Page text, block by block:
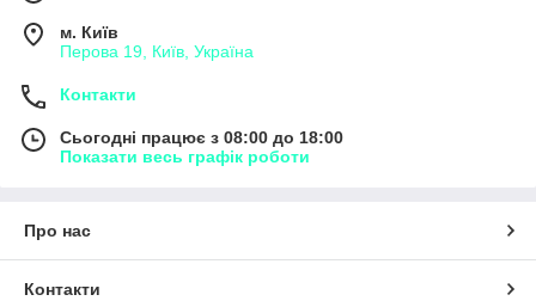
м. Київ
Перова 19, Київ, Україна
Контакти
Сьогодні працює з 08:00 до 18:00
Показати весь графік роботи
Про нас
Контакти